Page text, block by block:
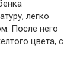
легко
После него
цвета, с